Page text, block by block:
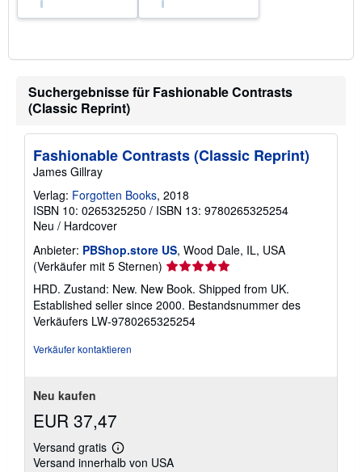
t
Suchergebnisse für Fashionable Contrasts
(Classic Reprint)
Fashionable Contrasts (Classic Reprint)
James Gillray
Verlag: Forgotten Books, 2018
ISBN 10: 0265325250 / ISBN 13: 9780265325254
Neu / Hardcover
Anbieter: PBShop.store US, Wood Dale, IL, USA
(Verkäufer mit 5 Sternen) Verkäuferbewertung
5
von
5
Sternen
HRD. Zustand: New. New Book. Shipped from UK.
Established seller since 2000. Bestandsnummer des
Verkäufers LW-9780265325254
Verkäufer kontaktieren
Neu kaufen
EUR 37,47
Versand gratis
Weitere
Informationen
Versand innerhalb von USA